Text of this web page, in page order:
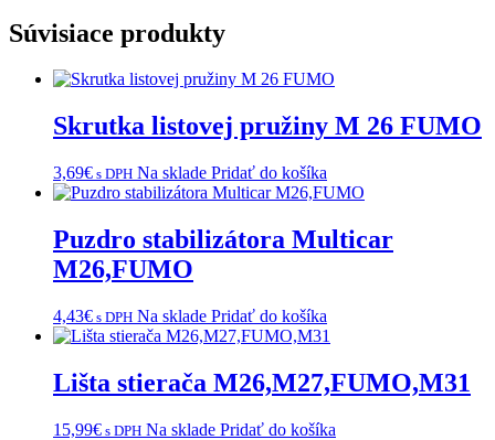
Súvisiace produkty
Skrutka listovej pružiny M 26 FUMO
3,69€ s DPH Na sklade Pridať do košíka
Puzdro stabilizátora Multicar
M26,FUMO
4,43€ s DPH Na sklade Pridať do košíka
Lišta stierača M26,M27,FUMO,M31
15,99€ s DPH Na sklade Pridať do košíka